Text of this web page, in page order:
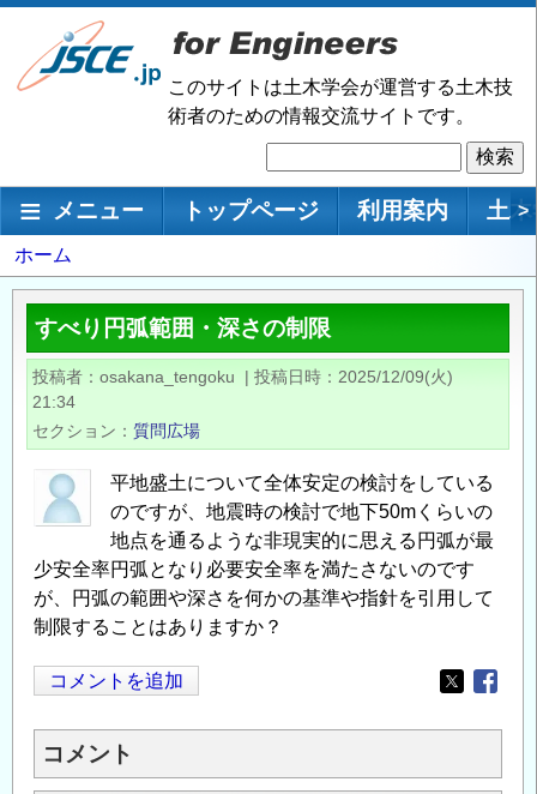
メ
ン
移
このサイトは土木学会が運営する土木技
術者のための情報交流サイトです。
索
メインナビゲーション
メニュー トップページ 利用案内 土 >
パ
ン
く
ず
ホーム
すべり円弧範囲・深さの制限
投稿者 osakana_tengoku | 投稿日時
2025/12/09(火)
21:34
セクション
質問広場
平地盛土について全体安定の検討をしている
のですが、地震時の検討で地下50mくらいの
地点を通るような非現実的に思える円弧が最
少安全率円弧となり必要安全率を満たさないのです
が、円弧の範囲や深さを何かの基準や指針を引用して
制限することはありますか？
コメントを追加
Opens in
コメント